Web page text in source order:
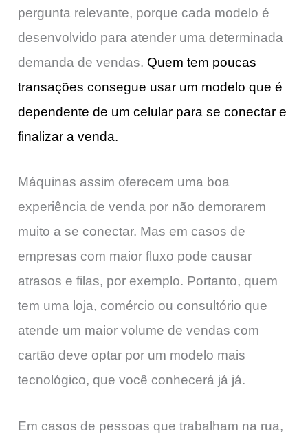
pergunta relevante, porque cada modelo é
desenvolvido para atender uma determinada
demanda de vendas. Quem tem poucas
transações consegue usar um modelo que é
dependente de um celular para se conectar e
finalizar a venda.
Máquinas assim oferecem uma boa
experiência de venda por não demorarem
muito a se conectar. Mas em casos de
empresas com maior fluxo pode causar
atrasos e filas, por exemplo. Portanto, quem
tem uma loja, comércio ou consultório que
atende um maior volume de vendas com
cartão deve optar por um modelo mais
tecnológico, que você conhecerá já já.
Em casos de pessoas que trabalham na rua,